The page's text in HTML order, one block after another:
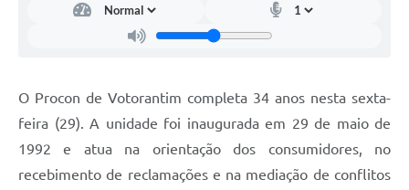
Legislação
Contato
O Procon de Votorantim completa 34 anos nesta sexta-
feira (29). A unidade foi inaugurada em 29 de maio de
1992 e atua na orientação dos consumidores, no
recebimento de reclamações e na mediação de conflitos